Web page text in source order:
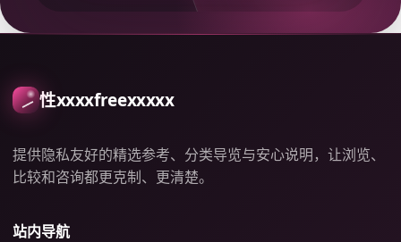
性xxxxfreexxxxx
提供隐私友好的精选参考、分类导览与安心说明，让浏览、
比较和咨询都更克制、更清楚。
站内导航